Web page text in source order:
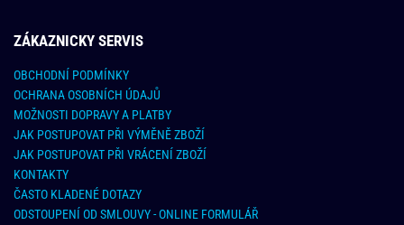
ZÁKAZNICKY SERVIS
OBCHODNÍ PODMÍNKY
OCHRANA OSOBNÍCH ÚDAJŮ
MOŽNOSTI DOPRAVY A PLATBY
JAK POSTUPOVAT PŘI VÝMĚNĚ ZBOŽÍ
JAK POSTUPOVAT PŘI VRÁCENÍ ZBOŽÍ
KONTAKTY
ČASTO KLADENÉ DOTAZY
ODSTOUPENÍ OD SMLOUVY - ONLINE FORMULÁŘ